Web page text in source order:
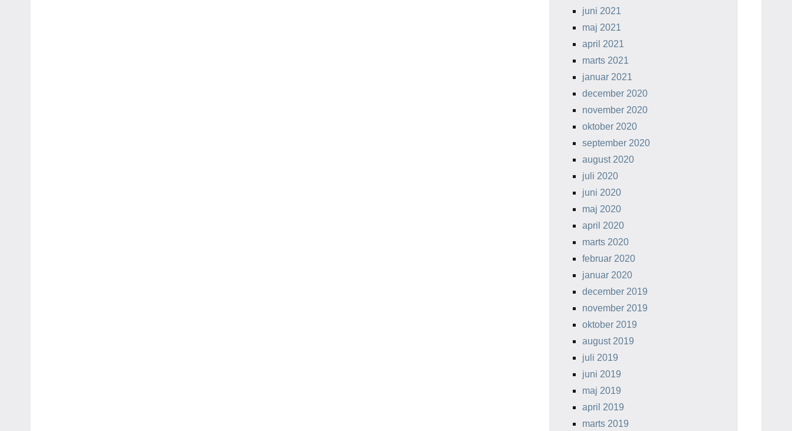
juni 2021
maj 2021
april 2021
marts 2021
januar 2021
december 2020
november 2020
oktober 2020
september 2020
august 2020
juli 2020
juni 2020
maj 2020
april 2020
marts 2020
februar 2020
januar 2020
december 2019
november 2019
oktober 2019
august 2019
juli 2019
juni 2019
maj 2019
april 2019
marts 2019